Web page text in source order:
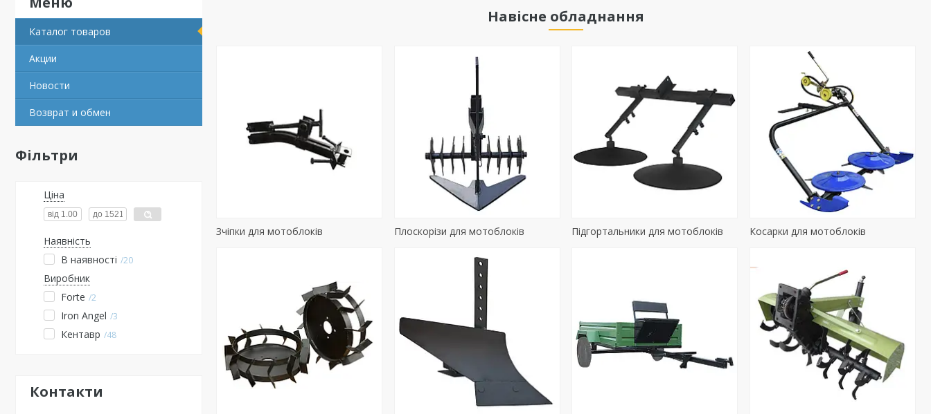
Каталог товаров
Акции
Новости
Возврат и обмен
Фільтри
Ціна
Наявність
В наявності 20
Виробник
Forte 2
Iron Angel 3
Кентавр 48
Контакти
Навісне обладнання
Зчіпки для мотоблоків Плоскорізи для мотоблоків Підгортальники для мотоблоків Косарки для мотоблоків